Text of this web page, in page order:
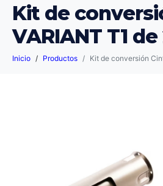
Kit de
VARIANT T1
Inicio Productos Kit de conversión